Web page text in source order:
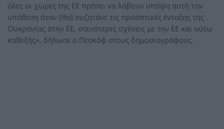
όλες οι χώρες της ΕΕ πρέπει να λάβουν υπόψη αυτή την
υπόθεση όταν [θα] συζητάνε τις προοπτικές ένταξης της
Ουκρανίας στην ΕΕ, στενότερες σχέσεις με την ΕΕ και ούτω
καθεξής», δήλωσε ο Πεσκόφ στους δημοσιογράφους.